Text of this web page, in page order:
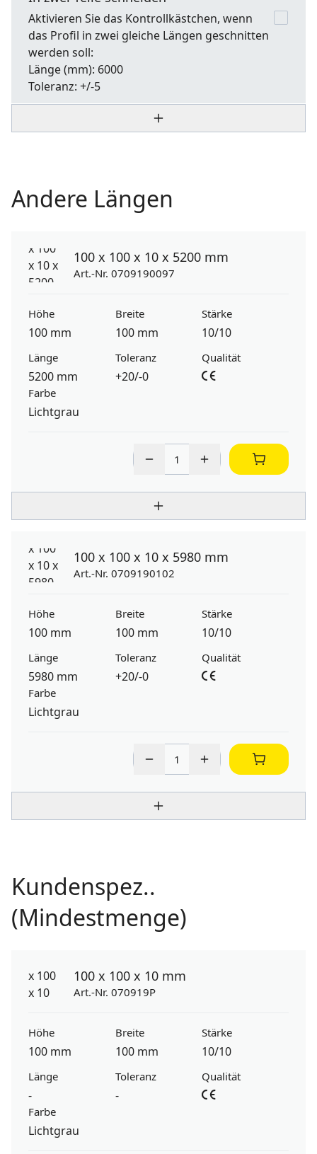
Aktivieren Sie das Kontrollkästchen, wenn
das Profil in zwei gleiche Längen geschnitten
werden soll:
Länge(mm): 6000
Toleranz: +/-5
Andere Längen
100 x 100 x 10 x 5200 mm
Art.-Nr. 0709190097
Höhe
100 mm
Breite
100 mm
Stärke
10/10
Länge
5200 mm
Toleranz
+20/-0
Qualität
Farbe
Lichtgrau
100 x 100 x 10 x 5980 mm
Art.-Nr. 0709190102
Höhe
100 mm
Breite
100 mm
Stärke
10/10
Länge
5980 mm
Toleranz
+20/-0
Qualität
Farbe
Lichtgrau
Kundenspez..
(Mindestmenge)
100 x 100 x 10 mm
Art.-Nr. 070919P
Höhe
100 mm
Breite
100 mm
Stärke
10/10
Länge
-
Toleranz
-
Qualität
Farbe
Lichtgrau